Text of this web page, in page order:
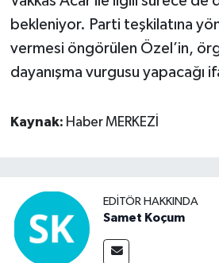
bekleniyor. Parti teşkilatına
vermesi öngörülen Özel’in,
dayanışma vurgusu yapacağı
Kaynak: Haber MERKEZİ
EDITÖR HAKKINDA
Samet Koçum